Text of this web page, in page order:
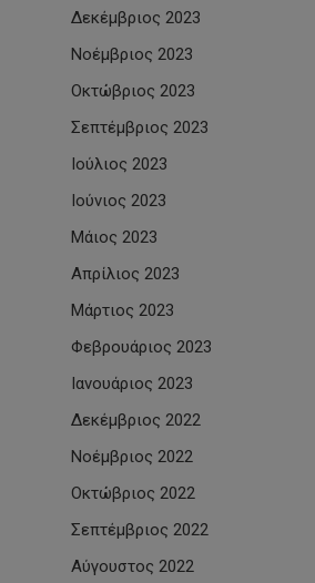
Δεκέμβριος 2023
Νοέμβριος 2023
Οκτώβριος 2023
Σεπτέμβριος 2023
Ιούλιος 2023
Ιούνιος 2023
Μάιος 2023
Απρίλιος 2023
Μάρτιος 2023
Φεβρουάριος 2023
Ιανουάριος 2023
Δεκέμβριος 2022
Νοέμβριος 2022
Οκτώβριος 2022
Σεπτέμβριος 2022
Αύγουστος 2022